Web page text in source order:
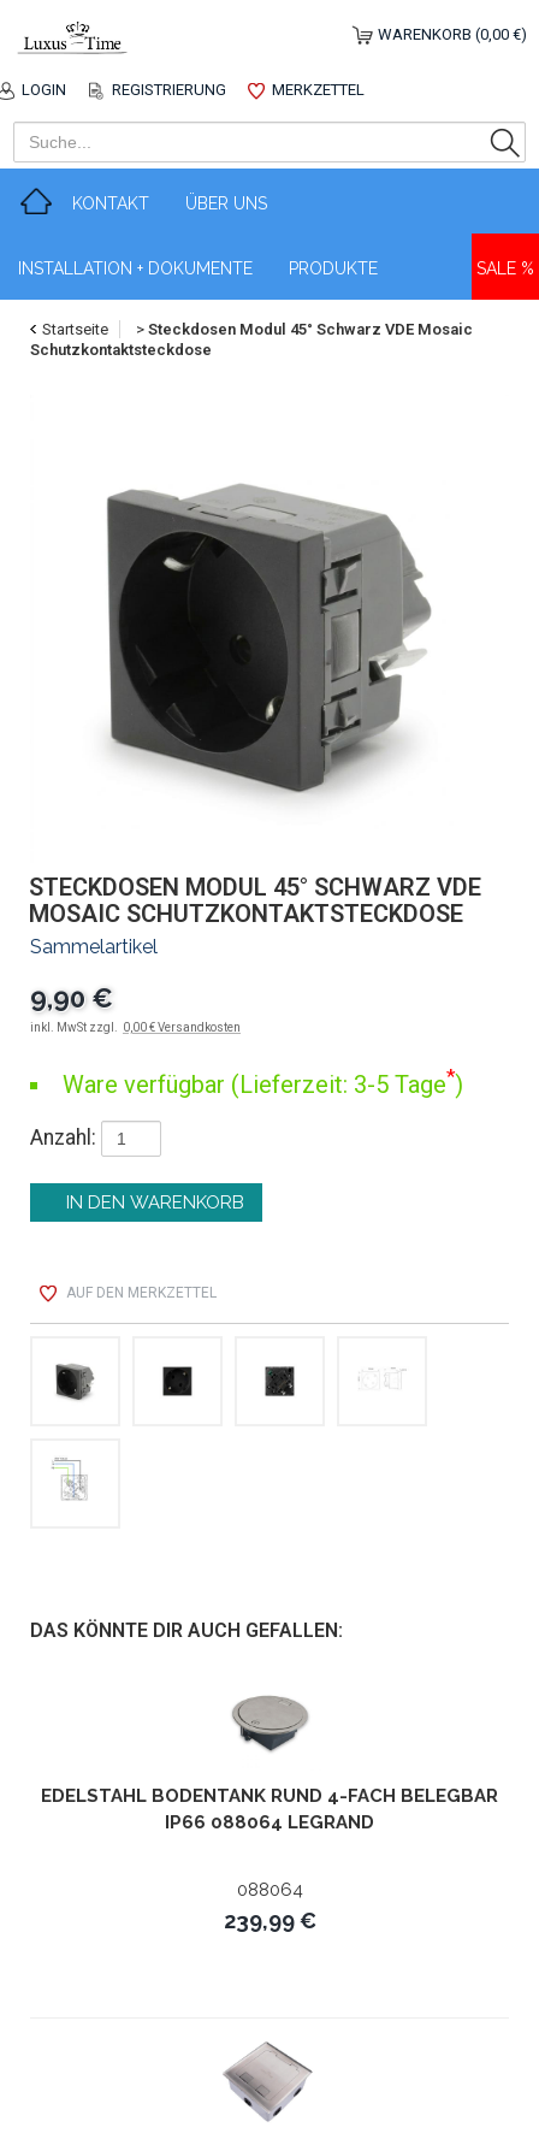
LOGIN REGISTRIERUNG MERKZETTEL
WARENKORB (0,00 €)
KONTAKT ÜBER UNS
INSTALLATION + DOKUMENTE PRODUKTE SALE %
Startseite > Steckdosen Modul 45° Schwarz VDE Mosaic
Schutzkontaktsteckdose
STECKDOSEN MODUL 45° SCHWARZ VDE
MOSAIC SCHUTZKONTAKTSTECKDOSE
Sammelartikel
9,90 €
inkl. MwSt zzgl. 0,00 € Versandkosten
Ware verfügbar (Lieferzeit: 3-5 Tage*)
Anzahl:
AUF DEN MERKZETTEL
DAS KÖNNTE DIR AUCH GEFALLEN:
EDELSTAHL BODENTANK RUND 4-FACH BELEGBAR
IP66 088064 LEGRAND
088064
239,99 €